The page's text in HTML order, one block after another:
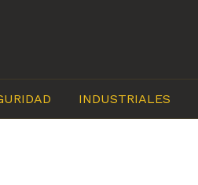
INDUSTRIALES